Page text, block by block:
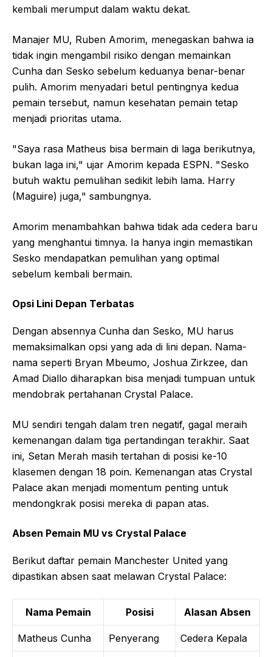
kembali merumput dalam waktu dekat.
Manajer MU, Ruben Amorim, menegaskan bahwa ia
tidak ingin mengambil risiko dengan memainkan
Cunha dan Sesko sebelum keduanya benar-benar
pulih. Amorim menyadari betul pentingnya kedua
pemain tersebut, namun kesehatan pemain tetap
menjadi prioritas utama.
"Saya rasa Matheus bisa bermain di laga berikutnya,
bukan laga ini," ujar Amorim kepada ESPN. "Sesko
butuh waktu pemulihan sedikit lebih lama. Harry
(Maguire) juga," sambungnya.
Amorim menambahkan bahwa tidak ada cedera baru
yang menghantui timnya. Ia hanya ingin memastikan
Sesko mendapatkan pemulihan yang optimal
sebelum kembali bermain.
Opsi Lini Depan Terbatas
Dengan absennya Cunha dan Sesko, MU harus
memaksimalkan opsi yang ada di lini depan. Nama-
nama seperti Bryan Mbeumo, Joshua Zirkzee, dan
Amad Diallo diharapkan bisa menjadi tumpuan untuk
mendobrak pertahanan Crystal Palace.
MU sendiri tengah dalam tren negatif, gagal meraih
kemenangan dalam tiga pertandingan terakhir. Saat
ini, Setan Merah masih tertahan di posisi ke-10
klasemen dengan 18 poin. Kemenangan atas Crystal
Palace akan menjadi momentum penting untuk
mendongkrak posisi mereka di papan atas.
Absen Pemain MU vs Crystal Palace
Berikut daftar pemain Manchester United yang
dipastikan absen saat melawan Crystal Palace:
Nama Pemain Posisi Alasan Absen
Matheus Cunha Penyerang Cedera Kepala